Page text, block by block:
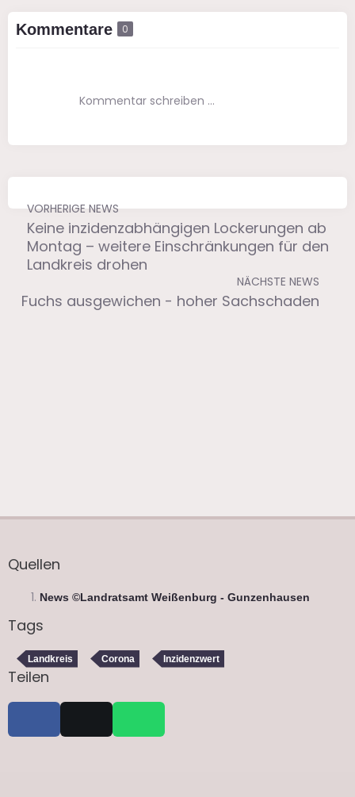
Kommentare 0
Kommentar schreiben …
VORHERIGE NEWS
Keine inzidenzabhängigen Lockerungen ab
Montag – weitere Einschränkungen für den
Landkreis drohen
NÄCHSTE NEWS
Fuchs ausgewichen - hoher Sachschaden
Quellen
News ©Landratsamt Weißenburg - Gunzenhausen
Tags
Landkreis Corona Inzidenzwert
Teilen